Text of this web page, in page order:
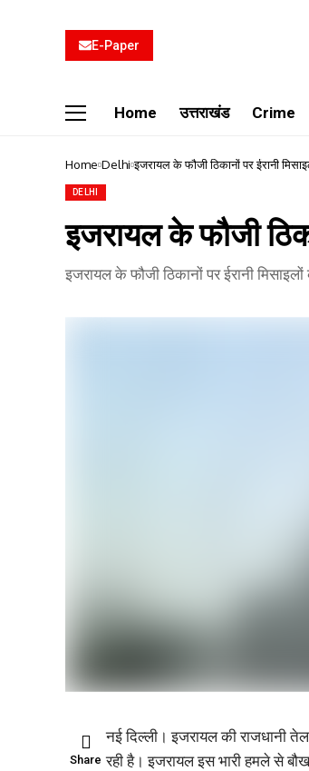
E-Paper
Home उत्तराखंड Crime
Home Delhi इजरायल के फौजी ठिकानों पर ईरानी
DELHI
इजरायल के फौजी
इजरायल के फौजी ठिकानों पर ईरानी
Share
नई दिल्ली। इजरायल की राजधानी
रही है। इजरायल इस भारी हमले से